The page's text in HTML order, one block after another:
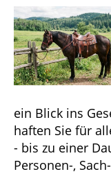
ein Blick ins
haften Sie für
- bis zu einer
Personen-,